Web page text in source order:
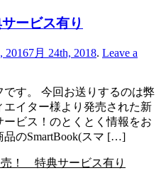
ービス有り
20167月 24th, 2018. Leave a
す。 今回お送りするのは弊
イター様より発売された新
ビス！のとくとく情報をお
のSmartBook(スマ […]
売！ 特典サービス有り